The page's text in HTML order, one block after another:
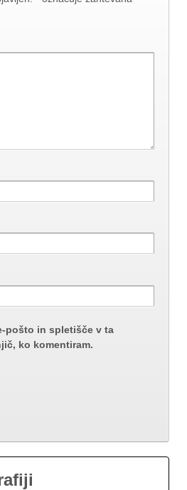
pošto in spletišče v ta
ko komentiram.